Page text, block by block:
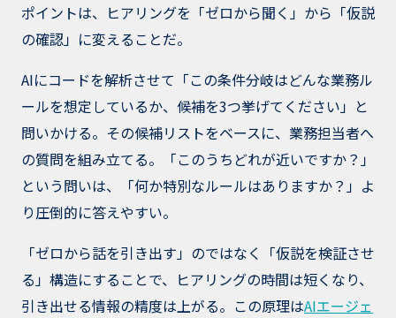
ポイントは、ヒアリングを「ゼロから聞く」から「仮説
の確認」に変えることだ。
AIにコードを解析させて「この条件分岐はどんな業務ル
ールを想定しているか、候補を3つ挙げてください」と
問いかける。その候補リストをベースに、業務担当者へ
の質問を組み立てる。「このうちどれが近いですか？」
という問いは、「何か特別なルールはありますか？」よ
り圧倒的に答えやすい。
「ゼロから話を引き出す」のではなく「仮説を検証させ
る」構造にすることで、ヒアリングの時間は短くなり、
引き出せる情報の精度は上がる。この原理はAIエージェ